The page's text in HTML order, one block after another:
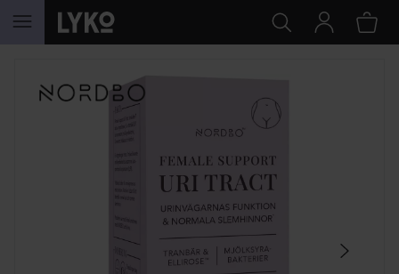
GÅ TIL INNHOLD
HOPP OVER SEKSJON